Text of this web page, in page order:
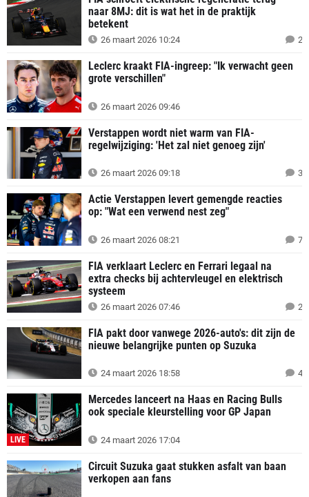
naar 8MJ: dit is wat het in de praktijk
betekent
26 maart 2026 10:24 2
Leclerc kraakt FIA-ingreep: "Ik verwacht geen
grote verschillen"
26 maart 2026 09:46
Verstappen wordt niet warm van FIA-
regelwijziging: 'Het zal niet genoeg zijn'
26 maart 2026 09:18 3
Actie Verstappen levert gemengde reacties
op: "Wat een verwend nest zeg"
26 maart 2026 08:21 7
FIA verklaart Leclerc en Ferrari legaal na
extra checks bij achtervleugel en elektrisch
systeem
26 maart 2026 07:46 2
FIA pakt door vanwege 2026-auto's: dit zijn de
nieuwe belangrijke punten op Suzuka
24 maart 2026 18:58 4
LIVE
Mercedes lanceert na Haas en Racing Bulls
ook speciale kleurstelling voor GP Japan
24 maart 2026 17:04
Circuit Suzuka gaat stukken asfalt van baan
verkopen aan fans